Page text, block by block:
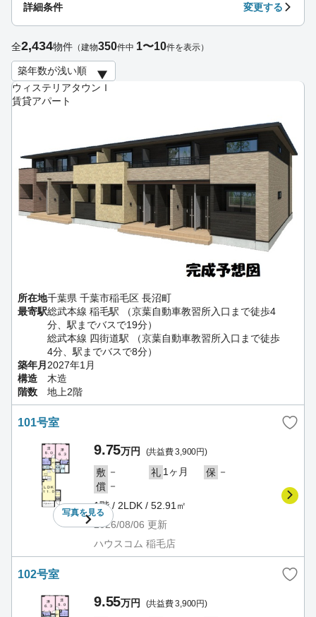
ウィステリアタウンＩ
賃貸アパート
所在地千葉県 千葉市稲毛区 長沼町
最寄駅総武本線 稲毛駅 （京葉自動車教習所入口まで徒歩4
分、駅までバスで19分）
総武本線 四街道駅 （京葉自動車教習所入口まで徒歩
4分、駅までバスで8分）
築年月 2027年1月
構造
木造
階数
地上2階
101号室
写真を見る
9.75万円 (共益費 3,900円)
敷 － 礼 1ヶ月 保 －
償 －
1階 / 2LDK / 52.91㎡
2026/08/06 更新
ハウスコム 稲毛店
102号室
9.55万円 (共益費 3,900円)
詳細条件 変更する
全2,434物件 （建物350件中 1〜10件を表示）